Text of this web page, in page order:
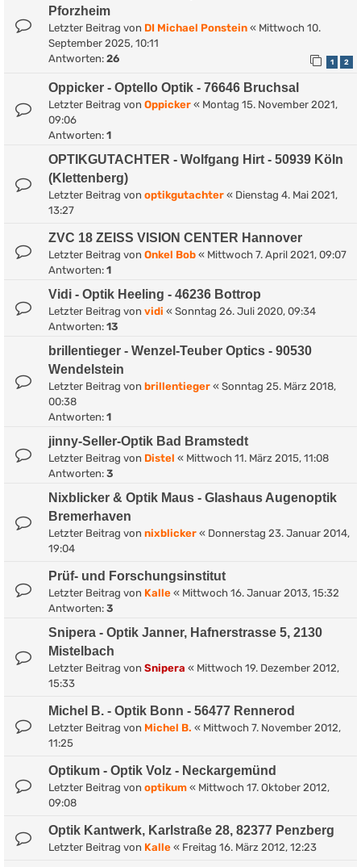
Pforzheim
Letzter Beitrag von DI Michael Ponstein « Mittwoch 10.
September 2025, 10:11
Antworten: 26 1 2
Oppicker - Optello Optik - 76646 Bruchsal
Letzter Beitrag von Oppicker « Montag 15. November 2021,
09:06
Antworten: 1
OPTIKGUTACHTER - Wolfgang Hirt - 50939 Köln
(Klettenberg)
Letzter Beitrag von optikgutachter « Dienstag 4. Mai 2021,
13:27
ZVC 18 ZEISS VISION CENTER Hannover
Letzter Beitrag von Onkel Bob « Mittwoch 7. April 2021, 09:07
Antworten: 1
Vidi - Optik Heeling - 46236 Bottrop
Letzter Beitrag von vidi « Sonntag 26. Juli 2020, 09:34
Antworten: 13
brillentieger - Wenzel-Teuber Optics - 90530
Wendelstein
Letzter Beitrag von brillentieger « Sonntag 25. März 2018,
00:38
Antworten: 1
jinny-Seller-Optik Bad Bramstedt
Letzter Beitrag von Distel « Mittwoch 11. März 2015, 11:08
Antworten: 3
Nixblicker & Optik Maus - Glashaus Augenoptik
Bremerhaven
Letzter Beitrag von nixblicker « Donnerstag 23. Januar 2014,
19:04
Prüf- und Forschungsinstitut
Letzter Beitrag von Kalle « Mittwoch 16. Januar 2013, 15:32
Antworten: 3
Snipera - Optik Janner, Hafnerstrasse 5, 2130
Mistelbach
Letzter Beitrag von Snipera « Mittwoch 19. Dezember 2012,
15:33
Michel B. - Optik Bonn - 56477 Rennerod
Letzter Beitrag von Michel B. « Mittwoch 7. November 2012,
11:25
Optikum - Optik Volz - Neckargemünd
Letzter Beitrag von optikum « Mittwoch 17. Oktober 2012,
09:08
Optik Kantwerk, Karlstraße 28, 82377 Penzberg
Letzter Beitrag von Kalle « Freitag 16. März 2012, 12:23